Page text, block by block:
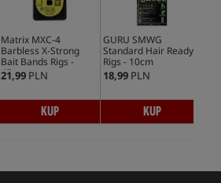
Matrix MXC-4
Barbless X-Strong
Bait Bands Rigs -
45cm
21,99 PLN
KUP
GURU SMWG
Standard Hair Ready
Rigs - 10cm
18,99 PLN
KUP